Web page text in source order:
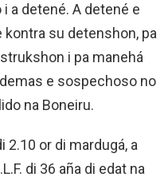
a detené. A detené e
su detenshon, pa
i pa manehá
e sospechoso no
na Boneiru.
2.10 or di mardugá, a
di 36 aña di edat na